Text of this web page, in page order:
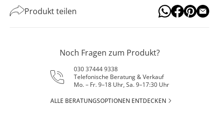
Produkt teilen
Noch Fragen zum Produkt?
030 37444 9338
Telefonische Beratung & Verkauf
Mo. – Fr. 9–18 Uhr, Sa. 9–17:30 Uhr
ALLE BERATUNGSOPTIONEN ENTDECKEN